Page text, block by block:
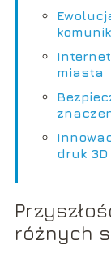
miasta
druk
różnych